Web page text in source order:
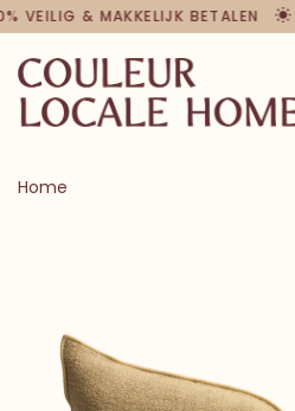
VEILIG & MAKKELIJK BETALEN
Home